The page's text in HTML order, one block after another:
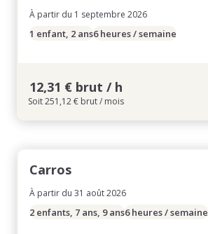
À partir du 1 septembre 2026
1 enfant, 2 ans6 heures / semaine
12,31 € brut / h
Soit 251,12 € brut / mois
Carros
À partir du 31 août 2026
2 enfants, 7 ans, 9 ans6 heures / semaine